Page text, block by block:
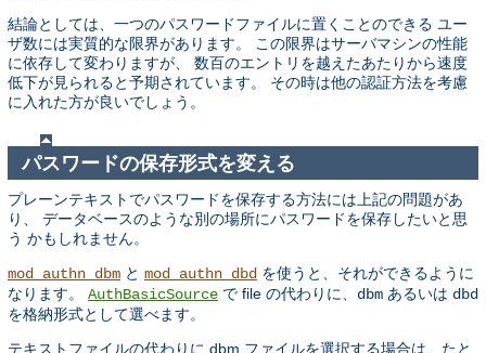
結論としては、一つのパスワードファイルに置くことのできる ユー
ザ数には実質的な限界があります。 この限界はサーバマシンの性能
に依存して変わりますが、 数百のエントリを越えたあたりから速度
低下が見られると予期されています。 その時は他の認証方法を考慮
に入れた方が良いでしょう。
パスワードの保存形式を変える
プレーンテキストでパスワードを保存する方法には上記の問題があ
り、 データベースのような別の場所にパスワードを保存したいと思
う かもしれません。
mod_authn_dbm と mod_authn_dbd を使うと、それができるように
なります。 AuthBasicSource で file の代わりに、 dbm あるいは dbd
を格納形式として選べます。
テキストファイルの代わりに dbm ファイルを選択する場合は、たと